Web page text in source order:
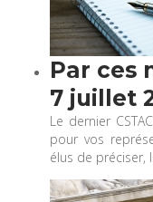
Par ces
7 juillet
Le dernier
pour vos
élus de préciser,